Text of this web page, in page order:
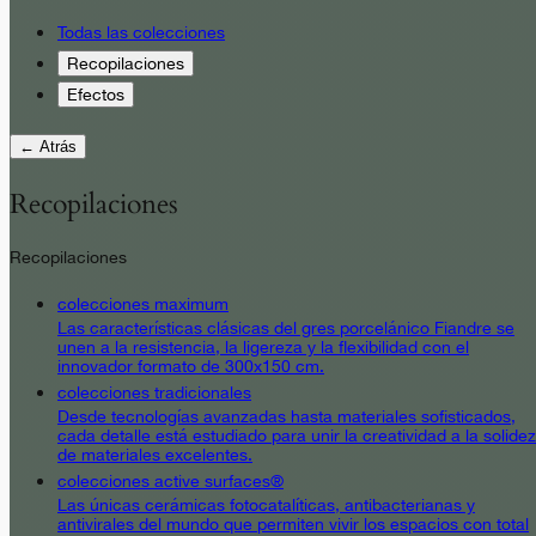
Todas las colecciones
Recopilaciones
Efectos
← Atrás
Recopilaciones
Recopilaciones
colecciones maximum
Las características clásicas del gres porcelánico Fiandre se
unen a la resistencia, la ligereza y la flexibilidad con el
innovador formato de 300x150 cm.
colecciones tradicionales
Desde tecnologías avanzadas hasta materiales sofisticados,
cada detalle está estudiado para unir la creatividad a la solidez
de materiales excelentes.
colecciones active surfaces®
Las únicas cerámicas fotocatalíticas, antibacterianas y
antivirales del mundo que permiten vivir los espacios con total